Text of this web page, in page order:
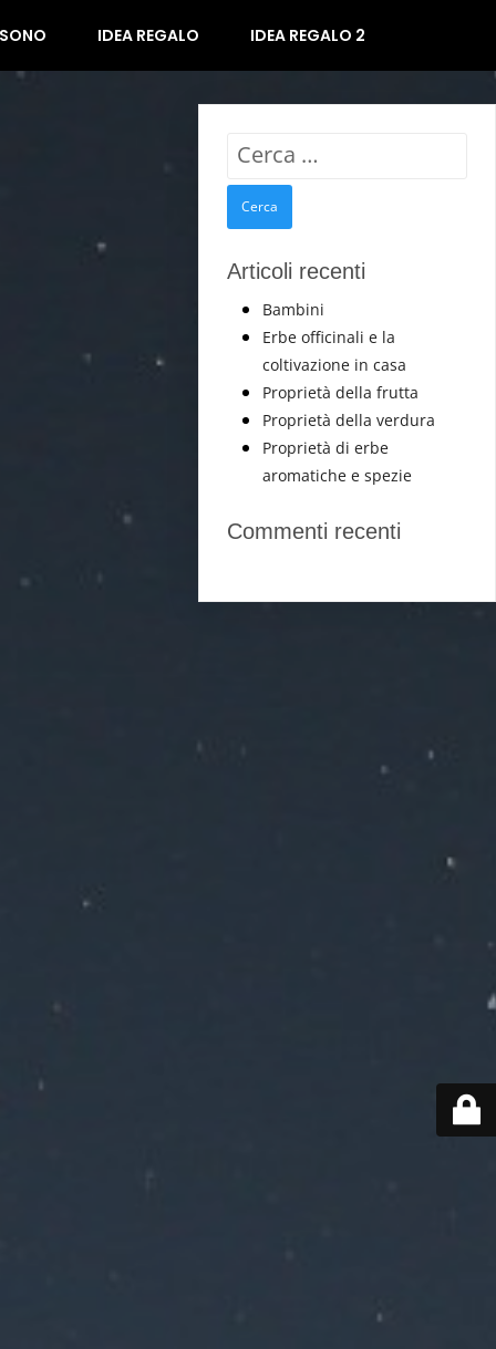
IDEA REGALO IDEA REGALO 2
per:
Articoli recenti
Bambini
Erbe officinali e la
coltivazione in casa
Proprietà della frutta
Proprietà della verdura
Proprietà di erbe
aromatiche e spezie
Commenti recenti